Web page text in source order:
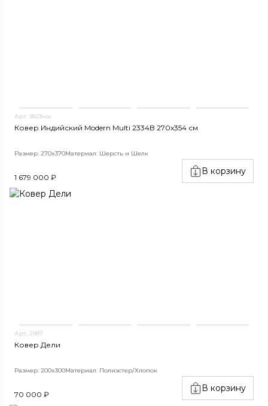
Арт. 1823нш
Ковер Индийский Modern Multi 2334B 270x354 см
Размер: 270x370Материал: Шерсть и Шелк
1 679 000 ₽
В корзину
Арт. 2987
Ковер Дели
Размер: 200x300Материал: Полиэстер/Хлопок
70 000 ₽
В корзину